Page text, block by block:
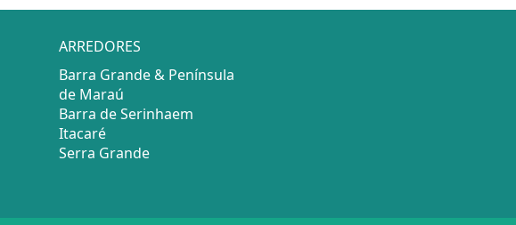
ARREDORES
Barra Grande & Península
de Maraú
Barra de Serinhaem
Itacaré
Serra Grande